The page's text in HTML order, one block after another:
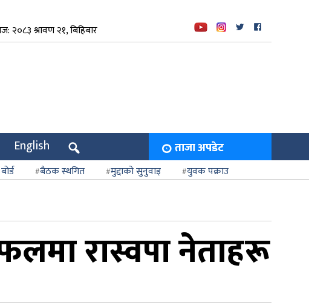
२०८३ श्रावण २१, बिहिबार
English ताजा अपडेट
बैठक स्थगित मुद्दाको सुनुवाइ
युवक पक्राउ
रास्वपा नेताहरू